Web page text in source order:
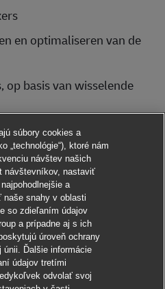
en optimaliseren van de
basis van wisselende
en opvolgen van de
voor wat betreft het
en opvolgen van de
voor wat betreft
van beschadigde
súbory cookies a
„technológie“), ktoré nám
návštev našich
návštevníkov, nastaviť
a
naše snahy v oblasti
so zdieľaním údajov
a prípadne aj s ich
úroveň ochrany
únii. Ďalšie informácie
údajov tretími
odvolať svoj